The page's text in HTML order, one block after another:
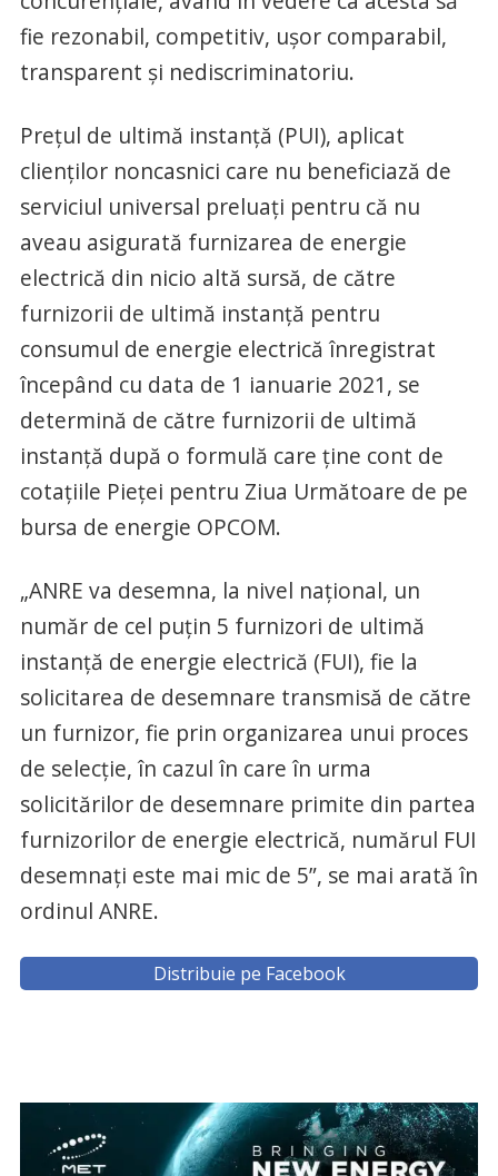
fie rezonabil, competitiv, uşor comparabil,
transparent şi nediscriminatoriu.
Preţul de ultimă instanţă (PUI), aplicat
clienţilor noncasnici care nu beneficiază de
serviciul universal preluaţi pentru că nu
aveau asigurată furnizarea de energie
electrică din nicio altă sursă, de către
furnizorii de ultimă instanţă pentru
consumul de energie electrică înregistrat
începând cu data de 1 ianuarie 2021, se
determină de către furnizorii de ultimă
instanţă după o formulă care ţine cont de
cotaţiile Pieţei pentru Ziua Următoare de pe
bursa de energie OPCOM.
„ANRE va desemna, la nivel naţional, un
număr de cel puţin 5 furnizori de ultimă
instanţă de energie electrică (FUI), fie la
solicitarea de desemnare transmisă de către
un furnizor, fie prin organizarea unui proces
de selecţie, în cazul în care în urma
solicitărilor de desemnare primite din partea
furnizorilor de energie electrică, numărul FUI
desemnaţi este mai mic de 5”, se mai arată în
ordinul ANRE.
Distribuie pe Facebook